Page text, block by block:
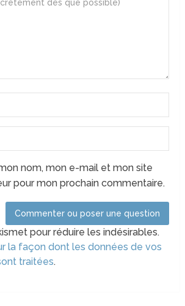
nom, mon e-mail et mon site
pour mon prochain commentaire.
pour réduire les indésirables.
la façon dont les données de vos
traitées.